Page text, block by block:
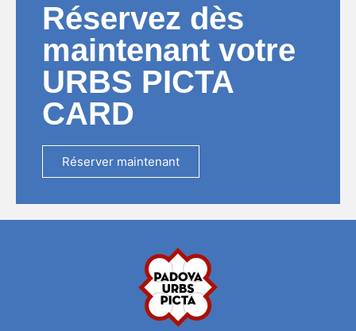
Réservez dès
maintenant votre
URBS PICTA
CARD
Réserver maintenant